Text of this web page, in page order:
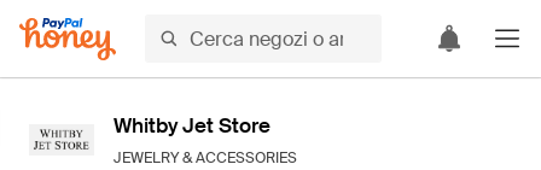
Whitby Jet Store
JEWELRY & ACCESSORIES